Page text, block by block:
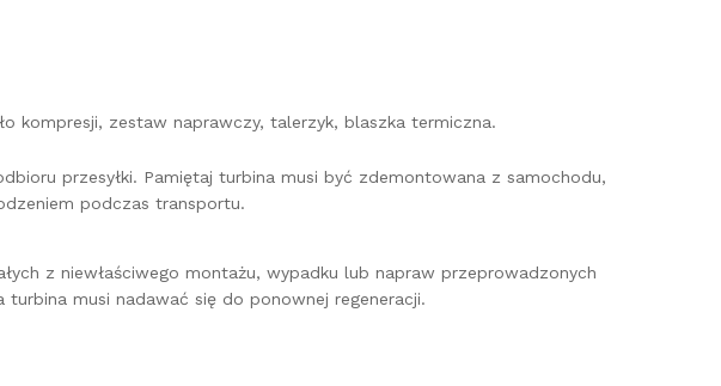
kompresji, zestaw naprawczy, talerzyk, blaszka termiczna.
przesyłki. Pamiętaj turbina musi być zdemontowana z samochodu,
podczas transportu.
z niewłaściwego montażu, wypadku lub napraw przeprowadzonych
musi nadawać się do ponownej regeneracji.